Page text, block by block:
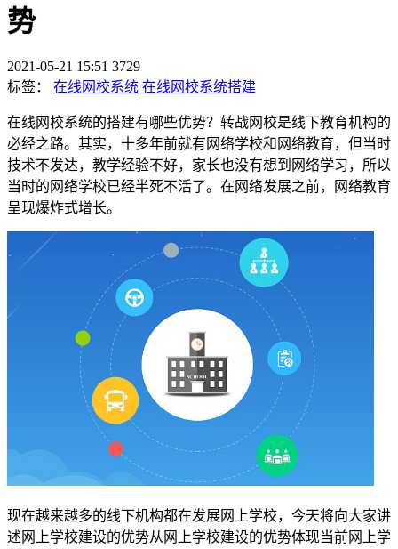
势
2021-05-21 15:51 3729
标签：
在线网校系统 在线网校系统搭建
在线网校系统的搭建有哪些优势？转战网校是线下教育机构的
必经之路。其实，十多年前就有网络学校和网络教育，但当时
技术不发达，教学经验不好，家长也没有想到网络学习，所以
当时的网络学校已经半死不活了。在网络发展之前，网络教育
呈现爆炸式增长。
现在越来越多的线下机构都在发展网上学校，今天将向大家讲
述网上学校建设的优势从网上学校建设的优势体现当前网上学